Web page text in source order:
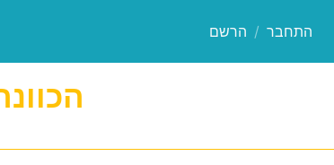
התחבר / הרשם